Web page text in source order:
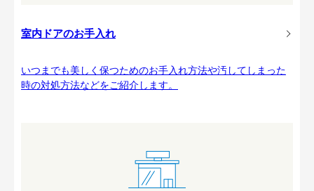
室内ドアのお手入れ
いつまでも美しく保つためのお手入れ方法や汚してしまった
時の対処方法などをご紹介します。